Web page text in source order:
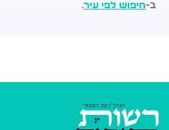
ב-חיפוש לפי עיר.